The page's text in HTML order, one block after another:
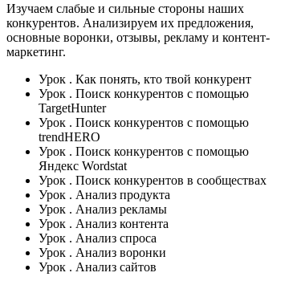
Изучаем слабые и сильные стороны наших
конкурентов. Анализируем их предложения,
основные воронки, отзывы, рекламу и контент-
маркетинг.
Урок . Как понять, кто твой конкурент
Урок . Поиск конкурентов с помощью
TargetHunter
Урок . Поиск конкурентов с помощью
trendHERO
Урок . Поиск конкурентов с помощью
Яндекс Wordstat
Урок . Поиск конкурентов в сообществах
Урок . Анализ продукта
Урок . Анализ рекламы
Урок . Анализ контента
Урок . Анализ спроса
Урок . Анализ воронки
Урок . Анализ сайтов